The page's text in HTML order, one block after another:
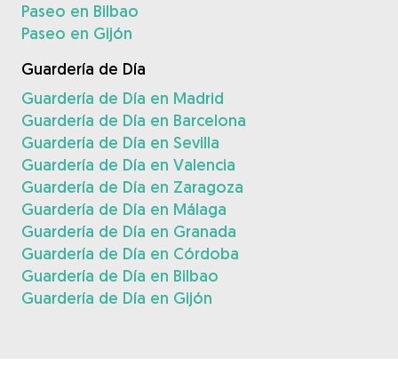
Paseo en Bilbao
Paseo en Gijón
Guardería de Día
Guardería de Día en Madrid
Guardería de Día en Barcelona
Guardería de Día en Sevilla
Guardería de Día en Valencia
Guardería de Día en Zaragoza
Guardería de Día en Málaga
Guardería de Día en Granada
Guardería de Día en Córdoba
Guardería de Día en Bilbao
Guardería de Día en Gijón